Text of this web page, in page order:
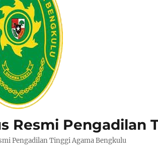
Resmi Pengadilan
Pengadilan Tinggi Agama Bengkulu